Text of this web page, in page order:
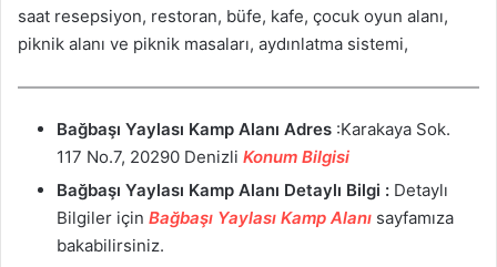
saat resepsiyon, restoran, büfe, kafe, çocuk oyun alanı,
piknik alanı ve piknik masaları, aydınlatma sistemi,
Bağbaşı Yaylası Kamp Alanı Adres :Karakaya Sok.
117 No.7, 20290 Denizli Konum Bilgisi
Bağbaşı Yaylası Kamp Alanı Detaylı Bilgi : Detaylı
Bilgiler için Bağbaşı Yaylası Kamp Alanı sayfamıza
bakabilirsiniz.